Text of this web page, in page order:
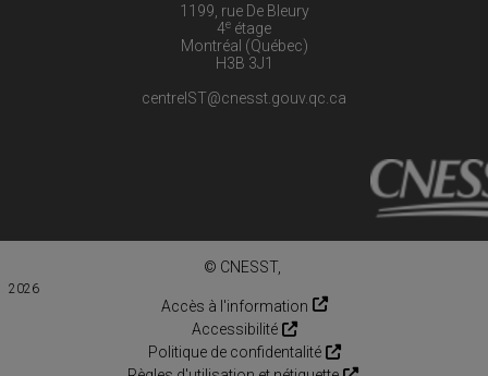
1199, rue De Bleury
4e étage
Montréal (Québec)
H3B 3J1
centreIST@cnesst.gouv.qc.ca
© CNESST,
2026
Accès à l'information
Accessibilité
Politique de confidentalité